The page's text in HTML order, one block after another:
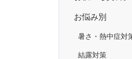
お悩み別
暑さ・熱中症対
結露対策